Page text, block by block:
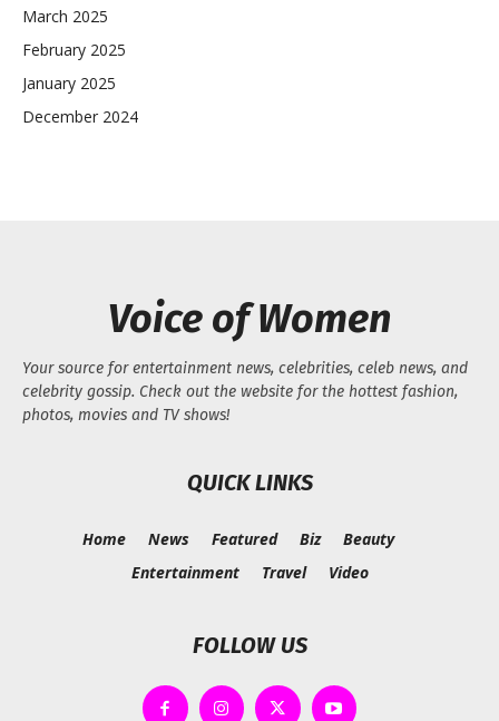
March 2025
February 2025
January 2025
December 2024
Voice of Women
Your source for entertainment news, celebrities, celeb news, and
celebrity gossip. Check out the website for the hottest fashion,
photos, movies and TV shows!
QUICK LINKS
Home News Featured Biz
Beauty
Entertainment
Travel Video
FOLLOW US